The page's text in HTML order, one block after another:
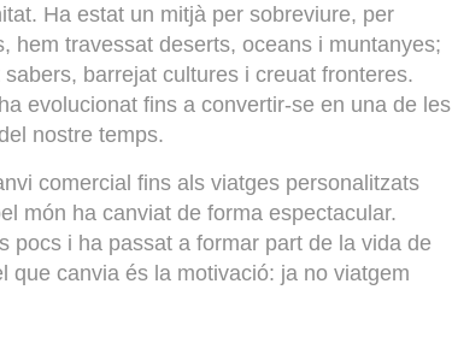
Ha estat un mitjà per sobreviure, per
hem travessat deserts, oceans i muntanyes;
barrejat cultures i creuat fronteres.
evolucionat fins a convertir-se en una de les
nostre temps.
comercial fins als viatges personalitzats
món ha canviat de forma espectacular.
pocs i ha passat a formar part de la vida de
que canvia és la motivació: ja no viatgem